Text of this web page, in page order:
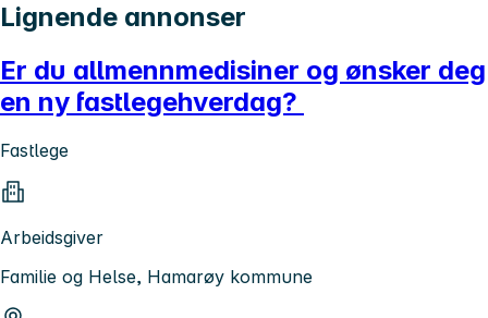
Lignende annonser
Er du allmennmedisiner og ønsker deg
en ny fastlegehverdag?
Fastlege
Arbeidsgiver
Familie og Helse, Hamarøy kommune